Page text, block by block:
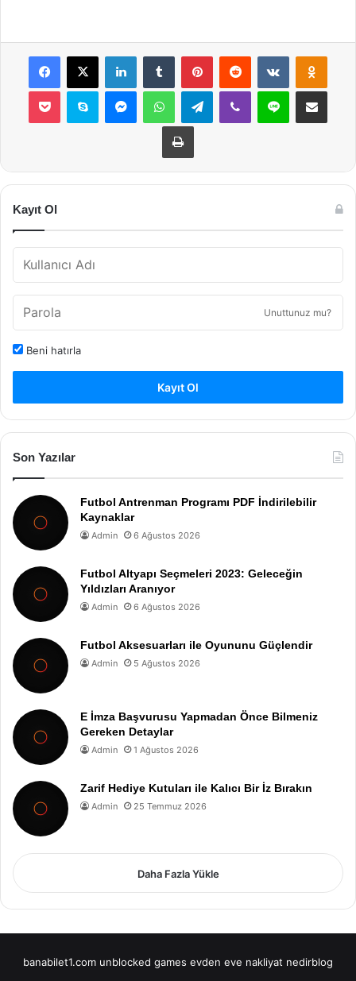
Facebook
X LinkedInTumblr PinterestReddit VKontakte
Pocket Skype MessengerWhatsAppTelegramViber Line E-Posta ile
Yazdır
Kayıt Ol
Unuttunuz mu?
Beni hatırla
Kayıt Ol
Son Yazılar
Futbol Antrenman Programı PDF İndirilebilir
Kaynaklar
Admin 6 Ağustos 2026
Futbol Altyapı Seçmeleri 2023: Geleceğin
Yıldızları Aranıyor
Admin 6 Ağustos 2026
Futbol Aksesuarları ile Oyununu Güçlendir
Admin 5 Ağustos 2026
E İmza Başvurusu Yapmadan Önce Bilmeniz
Gereken Detaylar
Admin 1 Ağustos 2026
Zarif Hediye Kutuları ile Kalıcı Bir İz Bırakın
Admin 25 Temmuz 2026
Daha Fazla Yükle
banabilet1.com unblocked games evden eve nakliyat nedirblog